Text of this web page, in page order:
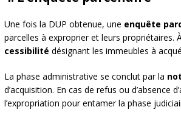
Une fois la DUP obtenue, une enquête
parcelles à exproprier et leurs propriétaires.
cessibilité désignant les immeubles à
La phase administrative se conclut par la
d’acquisition. En cas de refus ou d’absence
l’expropriation pour entamer la phase